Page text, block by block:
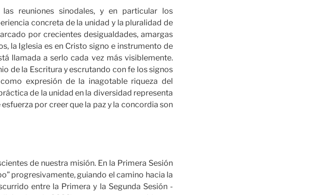
reuniones sinodales, y en particular los
concreta de la unidad y la pluralidad de
por crecientes desigualdades, amargas
la Iglesia es en Cristo signo e instrumento de
llamada a serlo cada vez más visiblemente.
de la Escritura y escrutando con fe los signos
expresión de la inagotable riqueza del
de la unidad en la diversidad representa
por creer que la paz y la concordia son
de nuestra misión. En la Primera Sesión
progresivamente, guiando el camino hacia la
entre la Primera y la Segunda Sesión -